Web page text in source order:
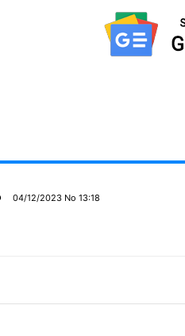
04/12/2023 No 13:18